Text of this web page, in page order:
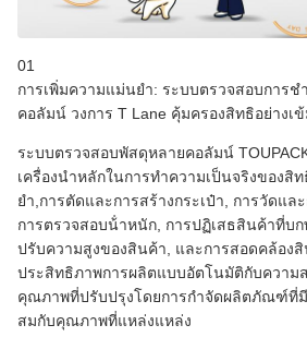
01
การเพิ่มความแม่นยํา: ระบบตรวจสอบการ
คอลัมน์ วงการ T Lane คุ้มครองสิทธิอย่างเ
ระบบตรวจสอบพัสดุหลายคอลัมน์
เครื่องนําหลักในการทําความเป็นจริงของสิ
ยํา,การตัดและการสร้างกระเป๋า, การวัดแล
การตรวจสอบน้ําหนัก, การปฏิเสธสินค้าที่บก
ปรับความสูงของสินค้า, และการสอดคล้อง
ประสิทธิภาพการผลิตแบบอัตโนมัติกับความ
คุณภาพที่ปรับปรุงโดยการกําจัดผลิตภัณฑ์ที่
สมกับคุณภาพที่แหล่งแหล่ง